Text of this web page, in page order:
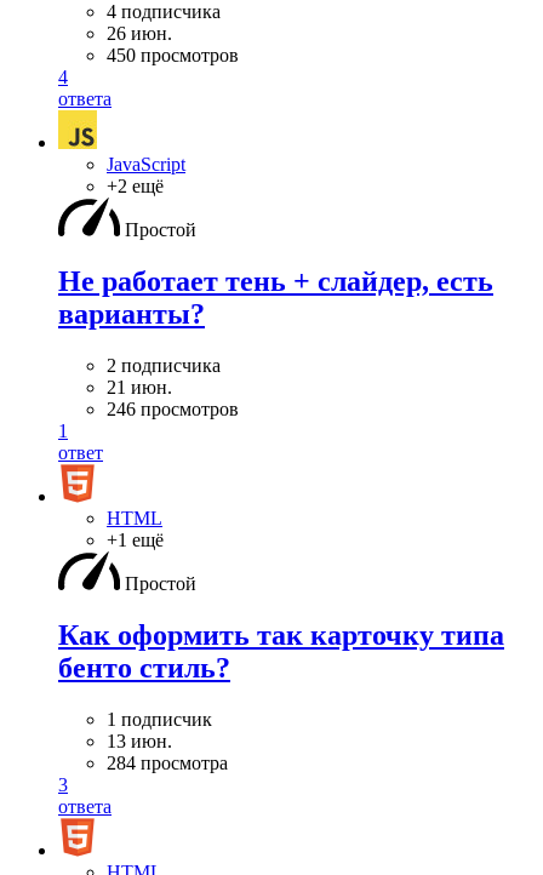
4 подписчика
26 июн.
450 просмотров
4
ответа
JavaScript
+2 ещё
Простой
Не работает тень + слайдер, есть
варианты?
2 подписчика
21 июн.
246 просмотров
1
ответ
HTML
+1 ещё
Простой
Как оформить так карточку типа
бенто стиль?
1 подписчик
13 июн.
284 просмотра
3
ответа